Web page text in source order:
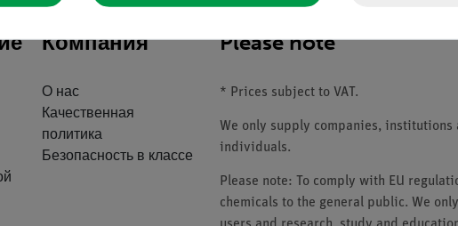
Компания
О нас
Качественная
политика
Безопасность в классе
Please note
* Prices subject to VAT.
We only supply companies,
individuals.
Please note: To comply with EU
chemicals to the general public. We